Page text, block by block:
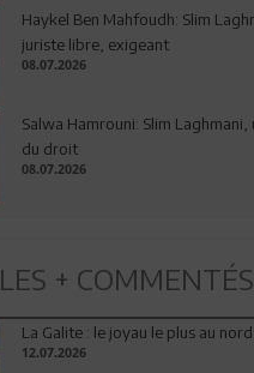
Haykel Ben Mahfoudh: Slim
juriste libre, exigeant
08.07.2026
Salwa Hamrouni: Slim Laghmani,
du droit
08.07.2026
LES + COMMENTÉS
La Galite : le joyau le plus au
12.07.2026